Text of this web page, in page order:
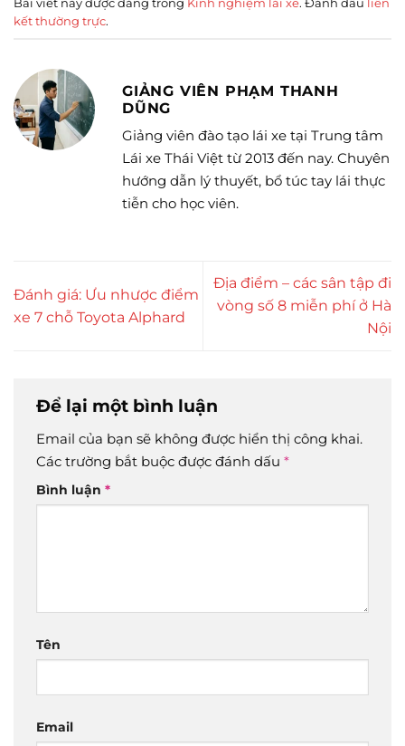
Bài viết này được đăng trong Kinh nghiệm lái xe. Đánh dấu liên
kết thường trực.
GIẢNG VIÊN PHẠM THANH
DŨNG
Giảng viên đào tạo lái xe tại Trung tâm
Lái xe Thái Việt từ 2013 đến nay. Chuyên
hướng dẫn lý thuyết, bổ túc tay lái thực
tiễn cho học viên.
Đánh giá: Ưu nhược điểm
xe 7 chỗ Toyota Alphard
Địa điểm – các sân tập đi
vòng số 8 miễn phí ở Hà
Nội
Để lại một bình luận
Email của bạn sẽ không được hiển thị công khai.
Các trường bắt buộc được đánh dấu *
Bình luận *
Tên
Email